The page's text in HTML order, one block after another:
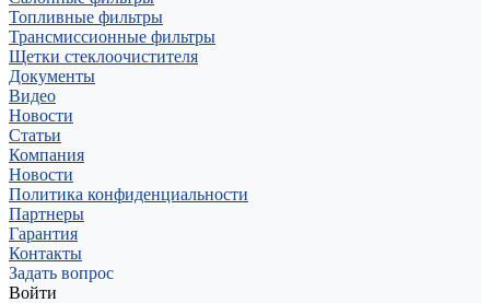
Топливные фильтры
Трансмиссионные фильтры
Щетки стеклоочистителя
Документы
Видео
Новости
Статьи
Компания
Новости
Политика конфиденциальности
Партнеры
Гарантия
Контакты
Задать вопрос
Войти